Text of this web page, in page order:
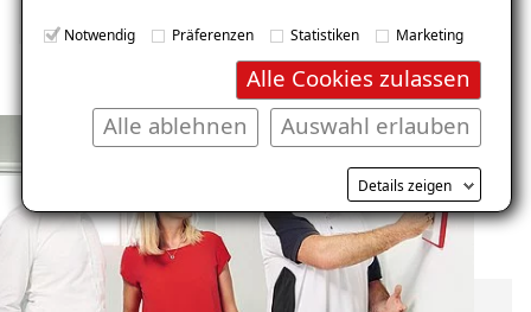
Notwendig Präferenzen Statistiken Marketing
Alle Cookies zulassen
Auswahl erlauben
Alle ablehnen
Details zeigen